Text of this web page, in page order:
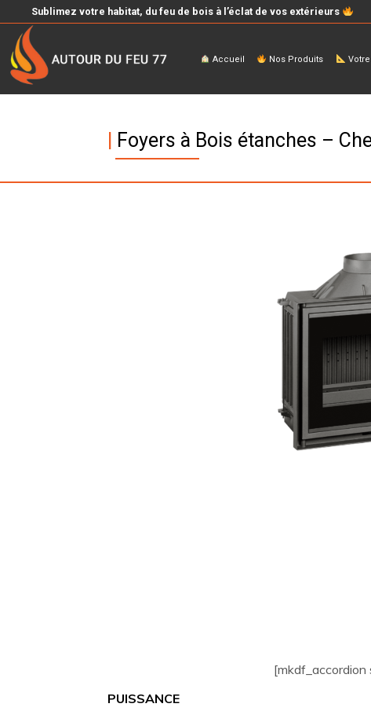
Sublimez votre habitat, du feu de bois à l’éclat de vos extérieurs
Accueil Nos Produits
Foyers à Bois étanches –
[mkdf_accordion
PUISSANCE